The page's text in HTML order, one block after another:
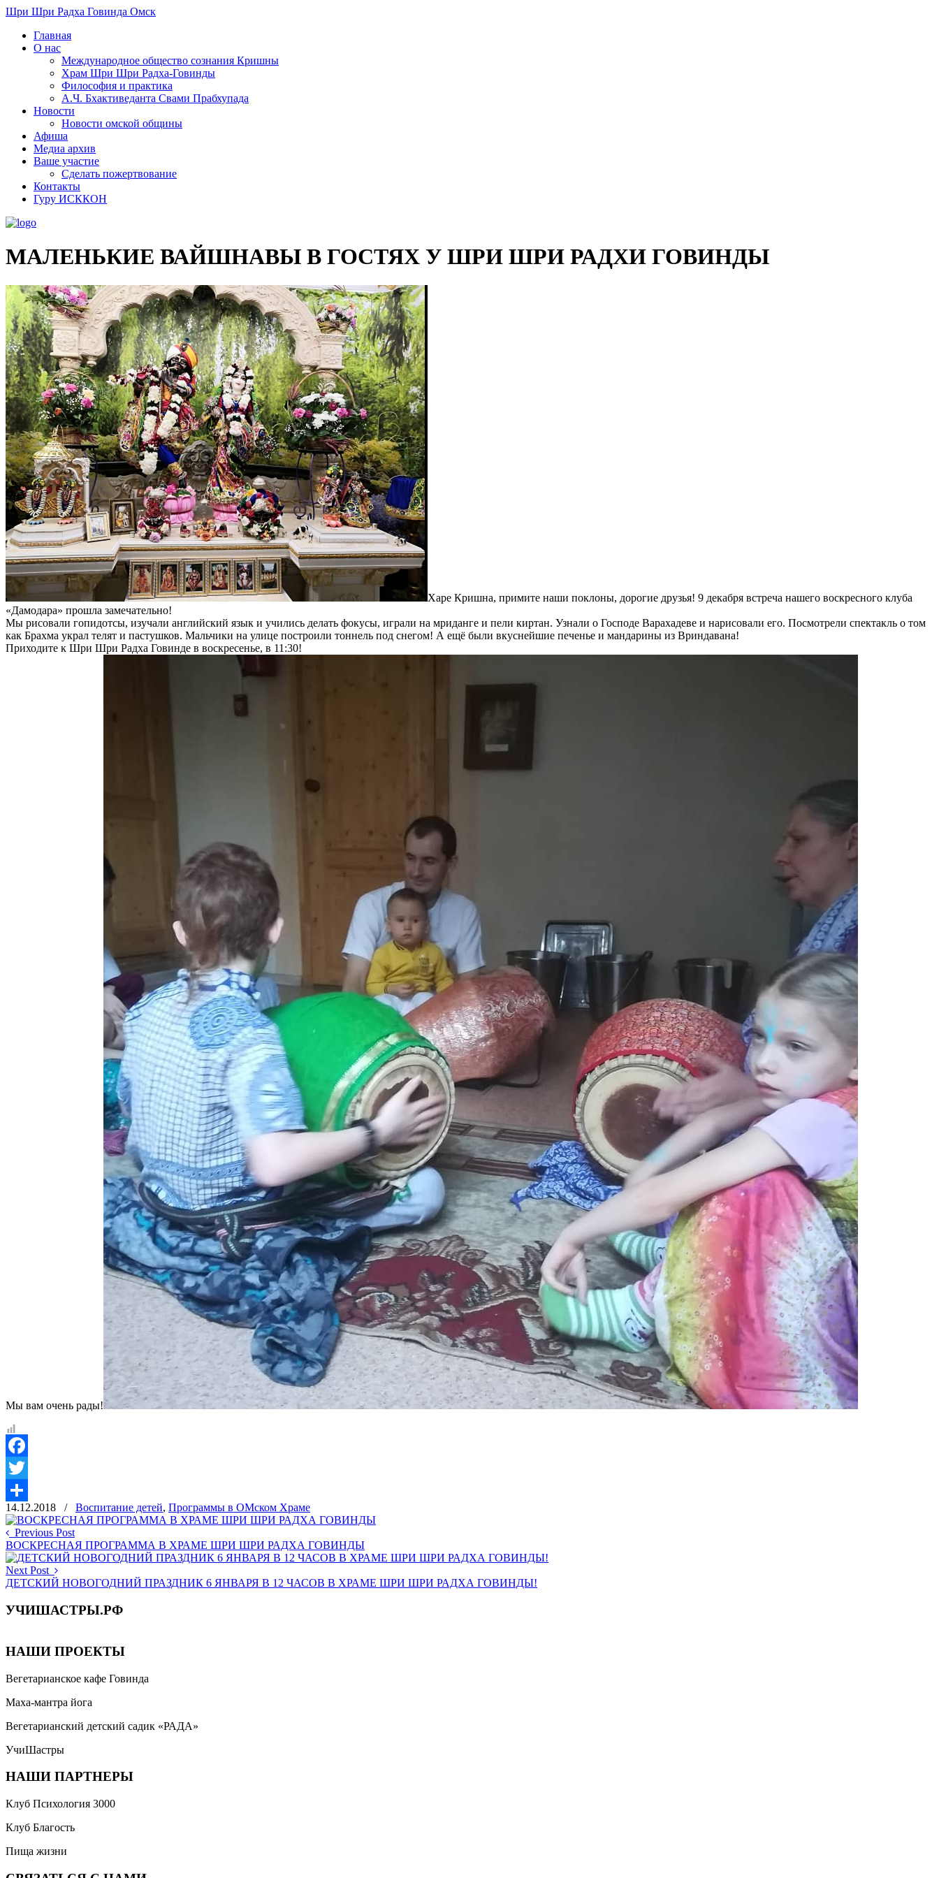
Шри Шри Радха Говинда Омск
Главная
О нас
Международное общество сознания Кришны
​Храм Шри Шри Радха-Говинды
Философия и практика
А.Ч. Бхактиведанта Свами Прабхупада
Новости
Новости омской общины
Афиша
Медиа архив
Ваше участие
Сделать пожертвование
Контакты
Гуру ИСККОН
МАЛЕНЬКИЕ ВАЙШНАВЫ В ГОСТЯХ У ШРИ ШРИ РАДХИ ГОВИНДЫ
Харе Кришна, примите наши поклоны, дорогие друзья! 9 декабря встреча нашего воскресного клуба
«Дамодара» прошла замечательно!
Мы рисовали гопидотсы, изучали английский язык и учились делать фокусы, играли на мриданге и пели киртан. Узнали о Господе Варахадеве и нарисовали его. Посмотрели спектакль о том
как Брахма украл телят и пастушков. Мальчики на улице построили тоннель под снегом! А ещё были вкуснейшие печенье и мандарины из Вриндавана!
Приходите к Шри Шри Радха Говинде в воскресенье, в 11:30!
Мы вам очень рады!
Facebook
Twitter
Отправить
14.12.2018 / Воспитание детей, Программы в ОМском Храме
Previous Post
ВОСКРЕСНАЯ ПРОГРАММА В ХРАМЕ ШРИ ШРИ РАДХА ГОВИНДЫ
Next Post
ДЕТСКИЙ НОВОГОДНИЙ ПРАЗДНИК 6 ЯНВАРЯ В 12 ЧАСОВ В ХРАМЕ ШРИ ШРИ РАДХА ГОВИНДЫ!
УЧИШАСТРЫ.РФ
НАШИ ПРОЕКТЫ
Вегетарианское кафе Говинда
Маха-мантра йога
Вегетарианский детский садик «РАДА»
УчиШастры
НАШИ ПАРТНЕРЫ
Клуб Психология 3000
Клуб Благость
Пища жизни